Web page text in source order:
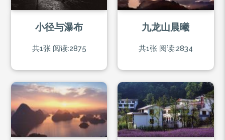
小径与瀑布
共1张 阅读:2875
九龙山晨曦
共1张 阅读:2834